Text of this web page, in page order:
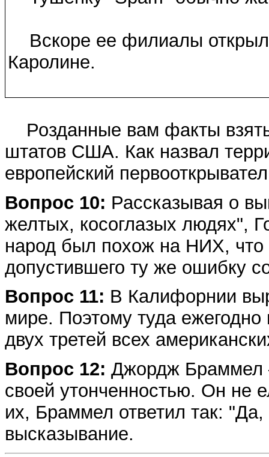
Вскоре ее филиалы
Каролине.
Розданные вам факты взяты
штатов США. Как назвал
европейский
Вопрос 10: Рассказывая о
желтых, косоглазых людях",
народ был похож на НИХ, что
допустившего ту же ошибку
Вопрос 11: В Калифорнии
мире. Поэтому туда ежегодно
двух третей всех
Вопрос 12: Джордж Браммел
своей утонченностью. Он не
их, Браммел ответил так:
высказывание.